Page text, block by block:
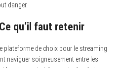
danger.
qu’il faut retenir
plateforme de choix pour le streaming
naviguer soigneusement entre les